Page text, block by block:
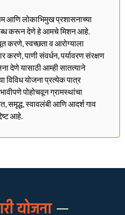
आणि लोकाभिमुख प्रशासनाच्या
करून देणे हे आमचे मिशन आहे.
करणे, स्वच्छता व आरोग्याला
करणे, पाणी संवर्धन, पर्यावरण संरक्षण
देणे यासाठी आम्ही सातत्याने
विविध योजना प्रत्येक पात्र
पोहोचवून ग्रामस्थांचा
समृद्ध, स्वावलंबी आणि आदर्श गाव
आहे.
योजना